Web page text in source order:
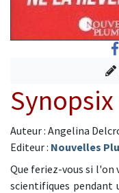
Synopsix
Auteur : Angelina
Editeur : Nouvelles
Que feriez-vous si l'on
scientifiques pendant